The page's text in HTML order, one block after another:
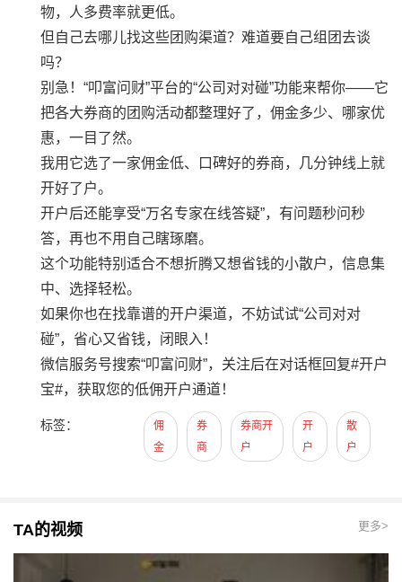
物，人多费率就更低。
但自己去哪儿找这些团购渠道？难道要自己组团去谈
吗？
别急！“叩富问财”平台的“公司对对碰”功能来帮你——它
把各大券商的团购活动都整理好了，佣金多少、哪家优
惠，一目了然。
我用它选了一家佣金低、口碑好的券商，几分钟线上就
开好了户。
开户后还能享受“万名专家在线答疑”，有问题秒问秒
答，再也不用自己瞎琢磨。
这个功能特别适合不想折腾又想省钱的小散户，信息集
中、选择轻松。
如果你也在找靠谱的开户渠道，不妨试试“公司对对
碰”，省心又省钱，闭眼入！
微信服务号搜索“叩富问财”，关注后在对话框回复#开户
宝#，获取您的低佣开户通道！
标签：
佣
金
券
商
券商开
户
开
户
散
户
TA的视频 更多>